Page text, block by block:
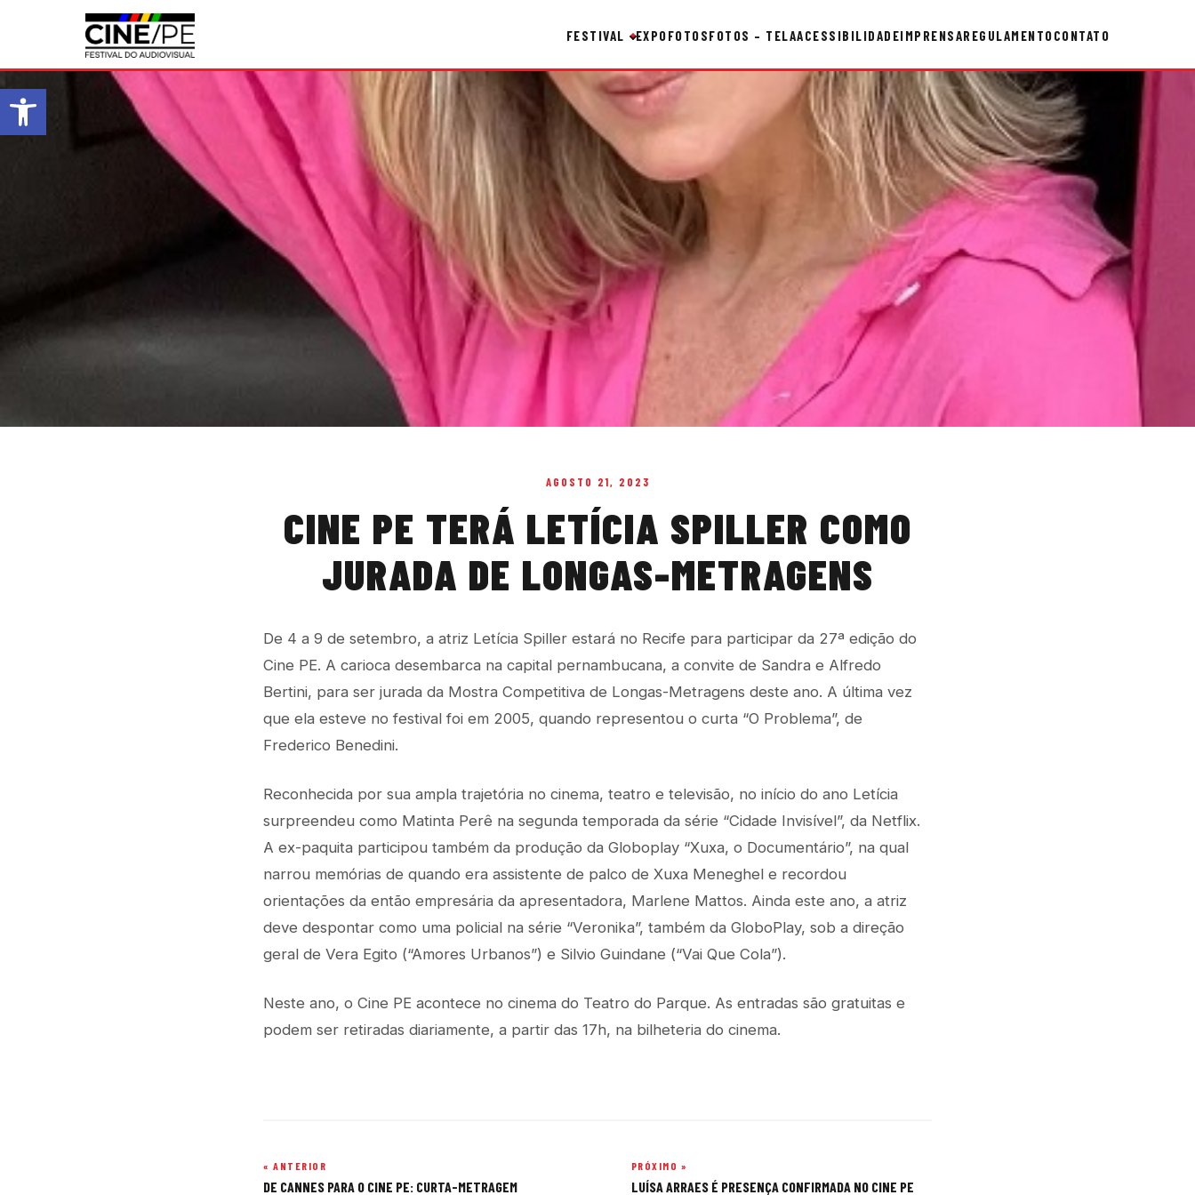
Abrir a barra de ferramentas
FESTIVAL EXPOFOTOSFOTOS – TELAACESSIBILIDADEIMPRENSAREGULAMENTOCONTATO
AGOSTO 21, 2023
CINE PE TERÁ LETÍCIA SPILLER COMO
JURADA DE LONGAS-METRAGENS
De 4 a 9 de setembro, a atriz Letícia Spiller estará no Recife para participar da 27ª edição do
Cine PE. A carioca desembarca na capital pernambucana, a convite de Sandra e Alfredo
Bertini, para ser jurada da Mostra Competitiva de Longas-Metragens deste ano. A última vez
que ela esteve no festival foi em 2005, quando representou o curta “O Problema”, de
Frederico Benedini.
Reconhecida por sua ampla trajetória no cinema, teatro e televisão, no início do ano Letícia
surpreendeu como Matinta Perê na segunda temporada da série “Cidade Invisível”, da Netflix.
A ex-paquita participou também da produção da Globoplay “Xuxa, o Documentário”, na qual
narrou memórias de quando era assistente de palco de Xuxa Meneghel e recordou
orientações da então empresária da apresentadora, Marlene Mattos. Ainda este ano, a atriz
deve despontar como uma policial na série “Veronika”, também da GloboPlay, sob a direção
geral de Vera Egito (“Amores Urbanos”) e Silvio Guindane (“Vai Que Cola”).
Neste ano, o Cine PE acontece no cinema do Teatro do Parque. As entradas são gratuitas e
podem ser retiradas diariamente, a partir das 17h, na bilheteria do cinema.
Navegação
« ANTERIOR
DE CANNES PARA O CINE PE: CURTA-METRAGEM
PRÓXIMO »
LUÍSA ARRAES É PRESENÇA CONFIRMADA NO CINE PE